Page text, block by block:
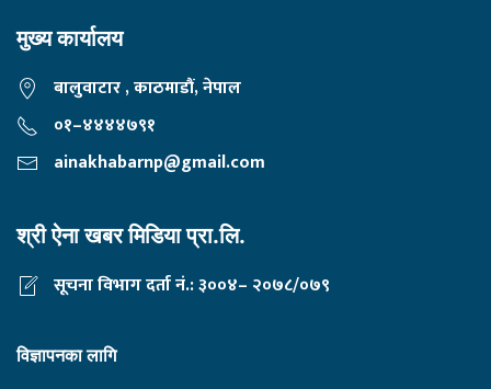
मुख्य कार्यालय
बालुवाटार , काठमाडौं, नेपाल
०१–४४४४७९१
ainakhabarnp@gmail.com
श्री ऐना खबर मिडिया प्रा.लि.
सूचना विभाग दर्ता नं.: ३००४– २०७८/०७९
विज्ञापनका लागि